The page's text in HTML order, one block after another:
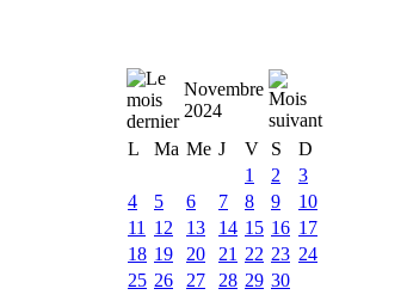
Novembre
2024
L
Ma Me J V S
D
1
2
3
4
5 6 7 8 9
10
11
12 13 14 15 16 17
18 19 20 21 22 23 24
25 26 27 28 29 30